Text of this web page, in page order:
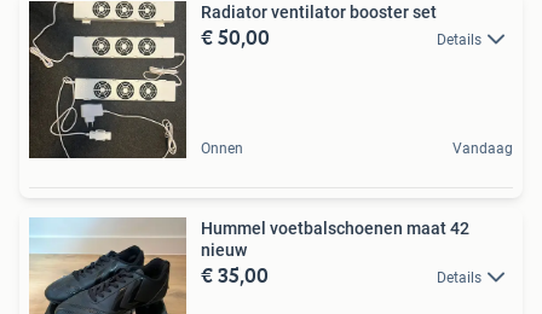
Radiator ventilator booster set
€ 50,00 Details
Onnen Vandaag
Hummel voetbalschoenen maat 42
nieuw
€ 35,00 Details